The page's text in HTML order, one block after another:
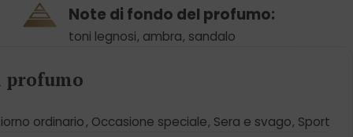
Note di fondo del profumo:
toni legnosi, ambra, sandalo
profumo
ordinario, Occasione speciale, Sera e svago, Sport